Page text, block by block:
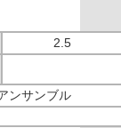
2.5
ンサンブル